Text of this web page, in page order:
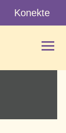
Konekte